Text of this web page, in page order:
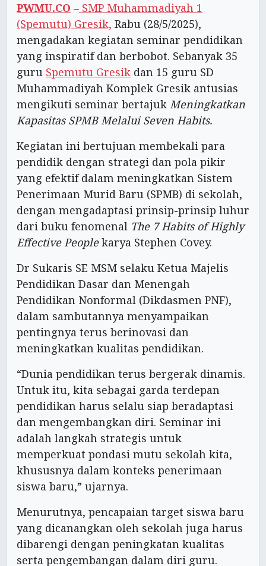
PWMU.CO – SMP Muhammadiyah 1
(Spemutu) Gresik, Rabu (28/5/2025),
mengadakan kegiatan seminar pendidikan
yang inspiratif dan berbobot. Sebanyak 35
guru Spemutu Gresik dan 15 guru SD
Muhammadiyah Komplek Gresik antusias
mengikuti seminar bertajuk Meningkatkan
Kapasitas SPMB Melalui Seven Habits.
Kegiatan ini bertujuan membekali para
pendidik dengan strategi dan pola pikir
yang efektif dalam meningkatkan Sistem
Penerimaan Murid Baru (SPMB) di sekolah,
dengan mengadaptasi prinsip-prinsip luhur
dari buku fenomenal The 7 Habits of Highly
Effective Peoplekarya Stephen Covey.
Dr Sukaris SE MSM selaku Ketua Majelis
Pendidikan Dasar dan Menengah
Pendidikan Nonformal (Dikdasmen PNF),
dalam sambutannya menyampaikan
pentingnya terus berinovasi dan
meningkatkan kualitas pendidikan.
“Dunia pendidikan terus bergerak dinamis.
Untuk itu, kita sebagai garda terdepan
pendidikan harus selalu siap beradaptasi
dan mengembangkan diri. Seminar ini
adalah langkah strategis untuk
memperkuat pondasi mutu sekolah kita,
khususnya dalam konteks penerimaan
siswa baru,” ujarnya.
Menurutnya, pencapaian target siswa baru
yang dicanangkan oleh sekolah juga harus
dibarengi dengan peningkatan kualitas
serta pengembangan dalam diri guru.